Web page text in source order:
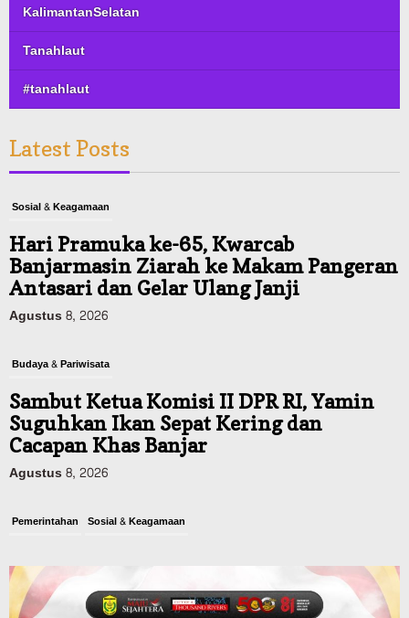
KalimantanSelatan
Tanahlaut
#tanahlaut
Latest Posts
Sosial & Keagamaan
Hari Pramuka ke-65, Kwarcab
Banjarmasin Ziarah ke Makam Pangeran
Antasari dan Gelar Ulang Janji
Agustus 8, 2026
Budaya & Pariwisata
Sambut Ketua Komisi II DPR RI, Yamin
Suguhkan Ikan Sepat Kering dan
Cacapan Khas Banjar
Agustus 8, 2026
Pemerintahan Sosial & Keagamaan
Digital, Target 30 Persen IKD Masih
Jauh, Komisi II DPR Turun Tangan